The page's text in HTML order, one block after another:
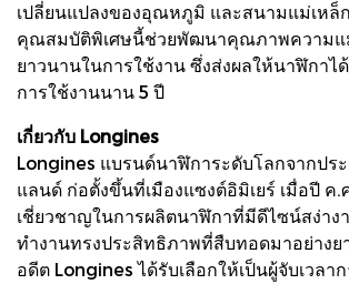
เปลี่ยนแปลงของอุณหภูมิ และสนามแม่เหล็
คุณสมบัติพิเศษนี้ช่วยพัฒนาคุณภาพความแ
ยาวนานในการใช้งาน ซึ่งส่งผลให้นาฬิกาไ
การใช้งานนาน 5 ปี
เกี่ยวกับ Longines
Longines แบรนด์นาฬิการะดับโลกจากประ
แลนด์ ก่อตั้งขึ้นที่เมืองแซงต์อิมิเยร์ เมื่อปี ค.
เชี่ยวชาญในการผลิตนาฬิกาที่มีดีไซน์สง่าง
ทำงานทรงประสิทธิภาพที่สืบทอดมาอย่างย
อดีต Longines ได้รับเลือกให้เป็นผู้จับเวลา